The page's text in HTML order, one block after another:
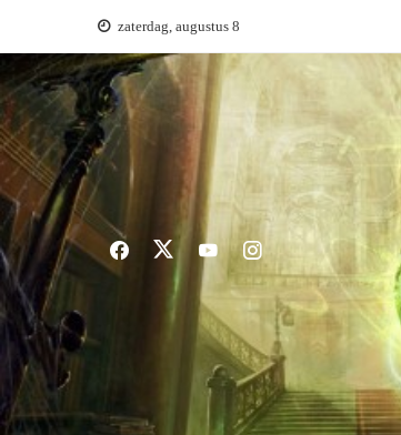
inhoud
zaterdag, augustus 8